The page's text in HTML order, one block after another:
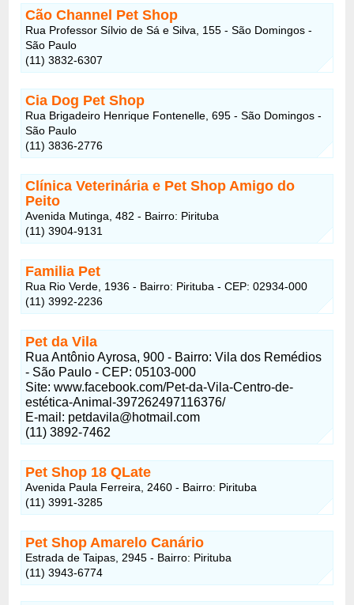
Cão Channel Pet Shop
Rua Professor Sílvio de Sá e Silva, 155 - São Domingos -
São Paulo
(11) 3832-6307
Cia Dog Pet Shop
Rua Brigadeiro Henrique Fontenelle, 695 - São Domingos -
São Paulo
(11) 3836-2776
Clínica Veterinária e Pet Shop Amigo do
Peito
Avenida Mutinga, 482 - Bairro: Pirituba
(11) 3904-9131
Familia Pet
Rua Rio Verde, 1936 - Bairro: Pirituba - CEP: 02934-000
(11) 3992-2236
Pet da Vila
Rua Antônio Ayrosa, 900 - Bairro: Vila dos Remédios
- São Paulo - CEP: 05103-000
Site: www.facebook.com/Pet-da-Vila-Centro-de-
estética-Animal-397262497116376/
E-mail: petdavila@hotmail.com
(11) 3892-7462
Pet Shop 18 QLate
Avenida Paula Ferreira, 2460 - Bairro: Pirituba
(11) 3991-3285
Pet Shop Amarelo Canário
Estrada de Taipas, 2945 - Bairro: Pirituba
(11) 3943-6774